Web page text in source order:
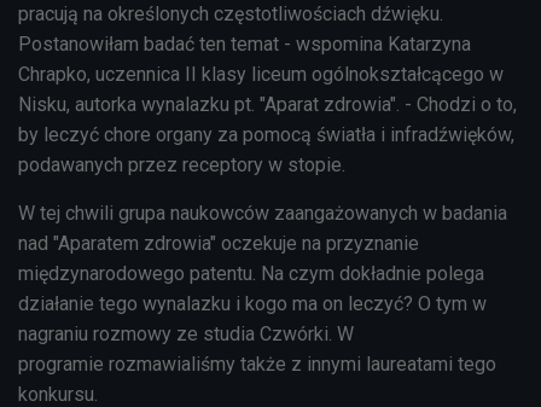
pracują na określonych częstotliwościach dźwięku.
Postanowiłam badać ten temat - wspomina Katarzyna
Chrapko, uczennica II klasy liceum ogólnokształcącego w
Nisku, autorka wynalazku pt. "Aparat zdrowia". - Chodzi o to,
by leczyć chore organy za pomocą światła i infradźwięków,
podawanych przez receptory w stopie.
W tej chwili grupa naukowców zaangażowanych w badania
nad "Aparatem zdrowia" oczekuje na przyznanie
międzynarodowego patentu. Na czym dokładnie polega
działanie tego wynalazku i kogo ma on leczyć? O tym w
nagraniu rozmowy ze studia Czwórki. W
programie rozmawialiśmy także z innymi laureatami tego
konkursu.